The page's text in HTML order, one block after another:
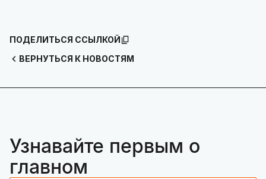
ВЕРНУТЬСЯ К НОВОСТЯМ
ПОДЕЛИТЬСЯ ССЫЛКОЙ
Узнавайте первым о
главном